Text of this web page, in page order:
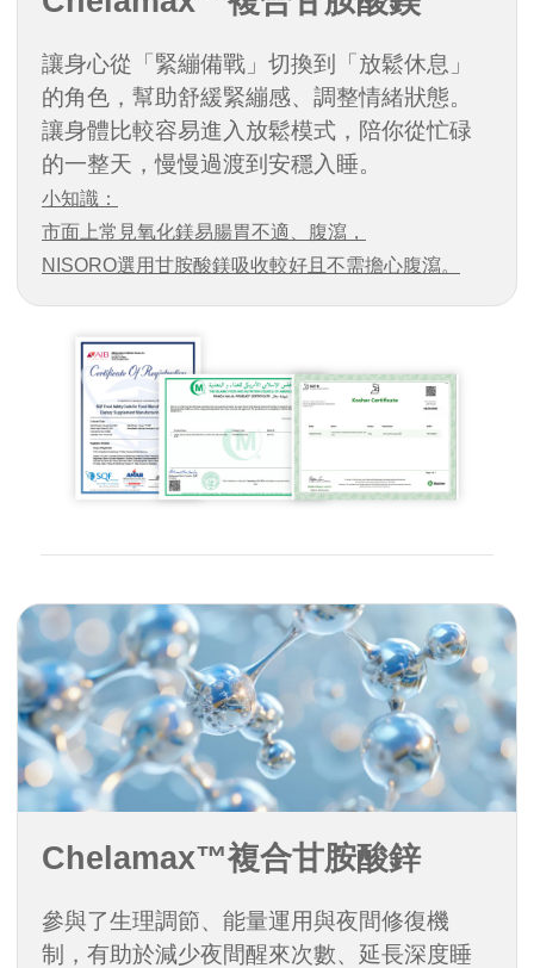
讓身心從「緊繃備戰」切換到「放鬆休息」
的角色，幫助舒緩緊繃感、調整情緒狀態。
讓身體比較容易進入放鬆模式，陪你從忙碌
的一整天，慢慢過渡到安穩入睡。
小知識：
市面上常見氧化鎂易腸胃不適、腹瀉，
NISORO選用甘胺酸鎂吸收較好且不需擔心腹瀉。
Chelamax™複合甘胺酸鋅
參與了生理調節、能量運用與夜間修復機
制，有助於減少夜間醒來次數、延長深度睡